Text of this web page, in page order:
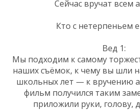
Сейчас вручат всем
Кто с нетерпеньем
Вед 1:
Мы подходим к самому
наших съёмок, к чему вы шли
школьных лет — к вручению
фильм получился таким
приложили руки, голову,